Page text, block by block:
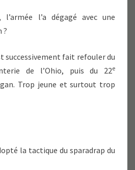
l’a dégagé avec une
?
successivement fait refouler du
de l’Ohio, puis du 22e
Trop jeune et surtout trop
la tactique du sparadrap du